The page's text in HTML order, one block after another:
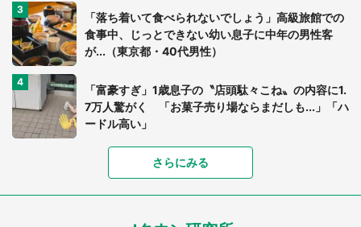
「落ち着いて食べられないでしょう」高級旅館での
食事中、じっとできない幼い息子に中年の男性客
が...（東京都・40代男性）
「富豪すぎ」1歳息子の〝店頭駄々こね〟の内容に1.
7万人驚がく 「お菓子売り場ならまだしも...」「ハ
ードル高い」
あまりにも四角すぎる猫、激写される 「これもう
さらにみる